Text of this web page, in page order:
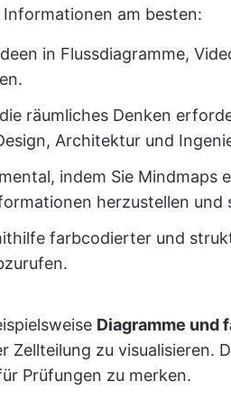
am besten:
in Flussdiagramme,
räumliches Denken
Architektur und
indem Sie Mindmaps
herzustellen und
farbcodierter und
Diagramme und
Zellteilung zu visualisieren.
Prüfungen zu merken.